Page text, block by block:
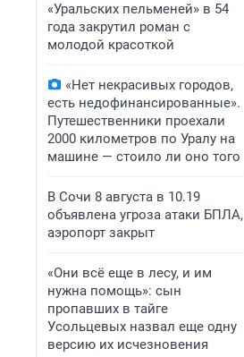
«Уральских пельменей» в 54
года закрутил роман с
молодой красоткой
«Нет некрасивых городов,
есть недофинансированные».
Путешественники проехали
2000 километров по Уралу на
машине — стоило ли оно того
В Сочи 8 августа в 10.19
объявлена угроза атаки БПЛА,
аэропорт закрыт
«Они всё еще в лесу, и им
нужна помощь»: сын
пропавших в тайге
Усольцевых назвал еще одну
версию их исчезновения